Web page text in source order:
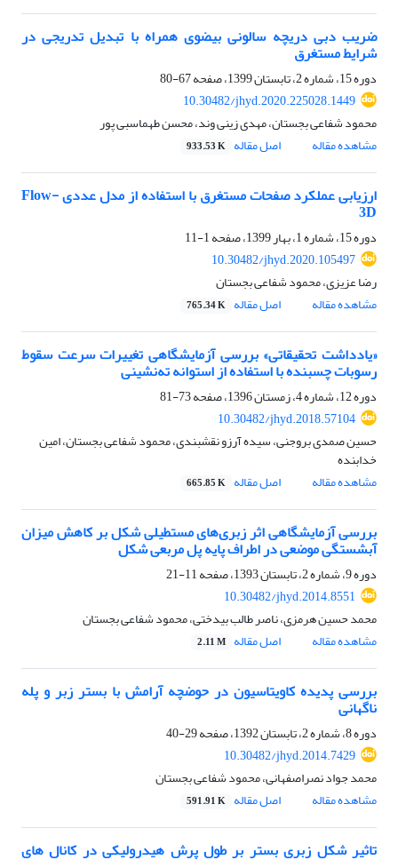
ضریب دبی دریچه سالونی بیضوی همراه با تبدیل تدریجی در
شرایط مستغرق
دوره 15، شماره 2، تابستان 1399، صفحه
67-80
10.30482/jhyd.2020.225028.1449
محمود شفاعی بجستان، مهدی زینی وند، محسن طهماسبی پور
مشاهده مقاله
اصل مقاله 933.53 K
ارزیابی عملکرد صفحات مستغرق با استفاده از مدل عددی Flow-
3D
دوره 15، شماره 1، بهار 1399، صفحه
1-11
10.30482/jhyd.2020.105497
رضا عزیزی، محمود شفاعی بجستان
مشاهده مقاله
اصل مقاله 765.34 K
«یادداشت تحقیقاتی» بررسی آزمایشگاهی تغییرات سرعت سقوط
رسوبات چسبنده با استفاده از استوانه ته‌نشینی
دوره 12، شماره 4، زمستان 1396، صفحه
73-81
10.30482/jhyd.2018.57104
حسین صمدی بروجنی، سیده آرزو نقشبندی، محمود شفاعی بجستان، امین
خدابنده
مشاهده مقاله
اصل مقاله 665.85 K
بررسی آزمایشگاهی اثر زبری‌های مستطیلی شکل بر کاهش میزان
آبشستگی موضعی در اطراف پایه پل مربعی شکل
دوره 9، شماره 2، تابستان 1393، صفحه
11-21
10.30482/jhyd.2014.8551
محمد حسین هرمزی، ناصر طالب بیدختی، محمود شفاعی بجستان
مشاهده مقاله
اصل مقاله 2.11 M
بررسی پدیده کاویتاسیون در حوضچه آرامش با بستر زبر و پله
ناگهانی
دوره 8، شماره 2، تابستان 1392، صفحه
29-40
10.30482/jhyd.2014.7429
محمد جواد نصراصفهانی، محمود شفاعی بجستان
مشاهده مقاله
اصل مقاله 591.91 K
تاثیر شکل زبری بستر بر طول پرش هیدرولیکی در کانال های